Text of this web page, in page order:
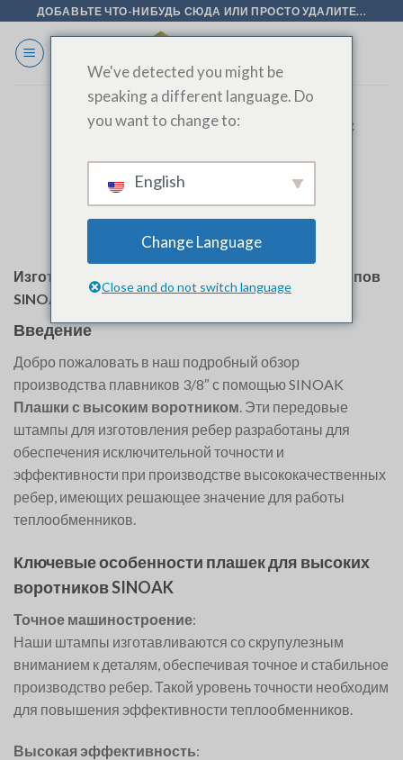
Перейти
содержанию
ДОБАВЬТЕ ЧТО-НИБУДЬ СЮДА ИЛИ ПРОСТО УДАЛИТЕ...
Изготовление плавников 3/8″ с
высоким воротником
Изготовление плавников 3/8″ с помощью штампов
SINOAK с высоким воротником
Введение
Добро пожаловать в наш подробный обзор
производства плавников 3/8″ с помощью SINOAK
Плашки с высоким воротником. Эти передовые
штампы для изготовления ребер разработаны для
обеспечения исключительной точности и
эффективности при производстве высококачественных
ребер, имеющих решающее значение для работы
теплообменников.
Ключевые особенности плашек для высоких
воротников SINOAK
Точное машиностроение:
Наши штампы изготавливаются со скрупулезным
вниманием к деталям, обеспечивая точное и стабильное
производство ребер. Такой уровень точности необходим
для повышения эффективности теплообменников.
Высокая эффективность:
We've detected you might be
speaking a different language. Do
you want to change to:
English
Change Language
Close and do not switch language